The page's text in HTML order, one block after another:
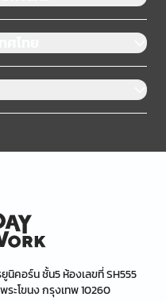
ไทย
นิคอร์น ชั้น5 ห้องเลขที่ SH555
ะโขนง กรุงเทพ 10260